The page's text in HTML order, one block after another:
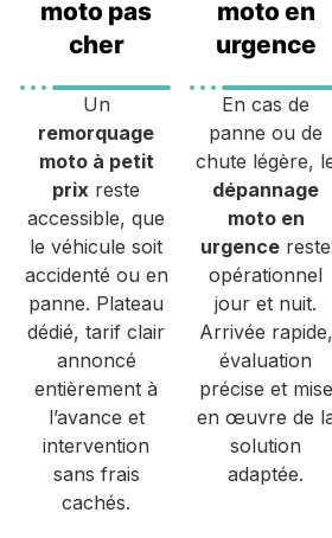
moto pas
cher
Un
remorquage
moto à petit
prix reste
accessible, que
le véhicule soit
accidenté ou en
panne. Plateau
dédié, tarif clair
annoncé
entièrement à
l’avance et
intervention
sans frais
cachés.
moto en
urgence
En cas de
panne ou de
chute légère,
dépannage
moto en
urgence reste
opérationnel
jour et nuit.
Arrivée rapide,
évaluation
précise et mise
en œuvre de
solution
adaptée.